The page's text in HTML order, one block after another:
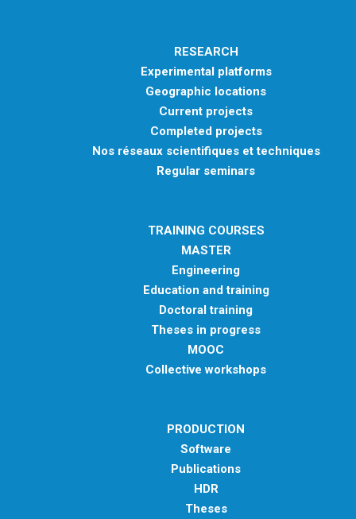
RESEARCH
Experimental platforms
Geographic locations
Current projects
Completed projects
Nos réseaux scientifiques et techniques
Regular seminars
TRAINING COURSES
MASTER
Engineering
Education and training
Doctoral training
Theses in progress
MOOC
Collective workshops
PRODUCTION
Software
Publications
HDR
Theses